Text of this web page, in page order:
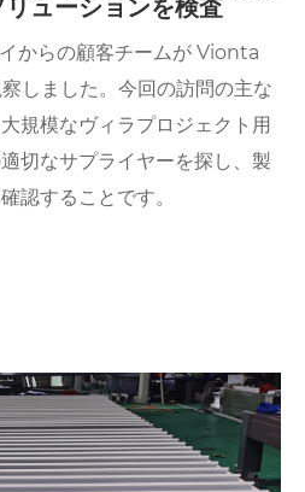
ューションを検査
からの顧客チームが Vionta
しました。今回の訪問の主な
規模なヴィラプロジェクト用
切なサプライヤーを探し、製
認することです。